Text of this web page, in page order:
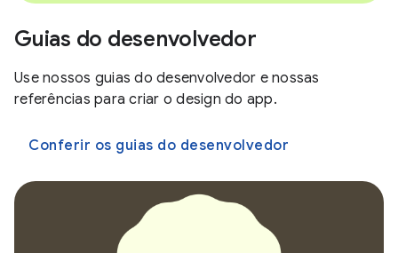
Guias do desenvolvedor
Use nossos guias do desenvolvedor e nossas
referências para criar o design do app.
Conferir os guias do desenvolvedor